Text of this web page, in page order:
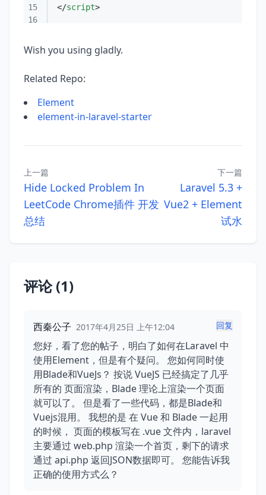
15
</script>
16
Wish you using gladly.
Related Repo:
Element
element-in-laravel-starter
上一篇
Hide Locked Problem In
LeetCode Chrome插件 开发
总结
下一篇
Laravel 5.3 +
Vue2 + Element
试水
评论 (1)
西秦公子 2017年4月25日 上午12:04 回复
您好，看了您的帖子，明白了如何在Laravel 中
使用Element，但是有个疑问。 您如何同时使
用Blade和VueJs？ 按说 VueJS 已经搞定了几乎
所有的 页面渲染，Blade 理论上渲染一个页面
就可以了。 但是看了一些代码，都是Blade和
Vuejs混用。 我想的是 在 Vue 和 Blade 一起用
的时候， 页面的模板写在 .vue 文件内，laravel
主要通过 web.php 渲染一个首页，剩下的请求
通过 api.php 返回JSON数据即可。 您能告诉我
正确的使用方式么？